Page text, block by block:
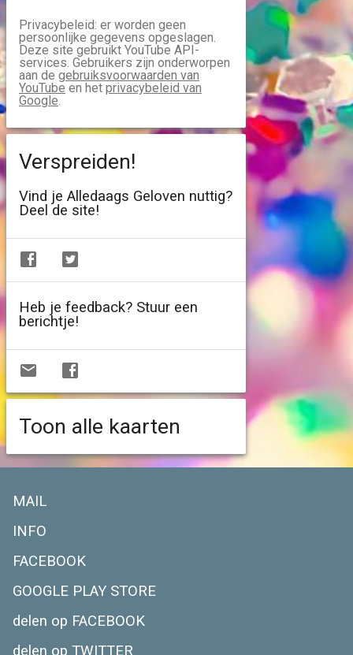
Privacybeleid: er worden geen
persoonlijke gegevens opgeslagen.
Deze site gebruikt YouTube API-
services. Gebruikers zijn onderworpen
aan de gebruiksvoorwaarden van
YouTube en het privacybeleid van
Google.
Verspreiden!
Vind je Alledaags Geloven nuttig?
Deel de site!
Heb je feedback? Stuur een
berichtje!
Toon alle kaarten
MAIL
INFO
FACEBOOK
GOOGLE PLAY STORE
delen op FACEBOOK
delen op TWITTER